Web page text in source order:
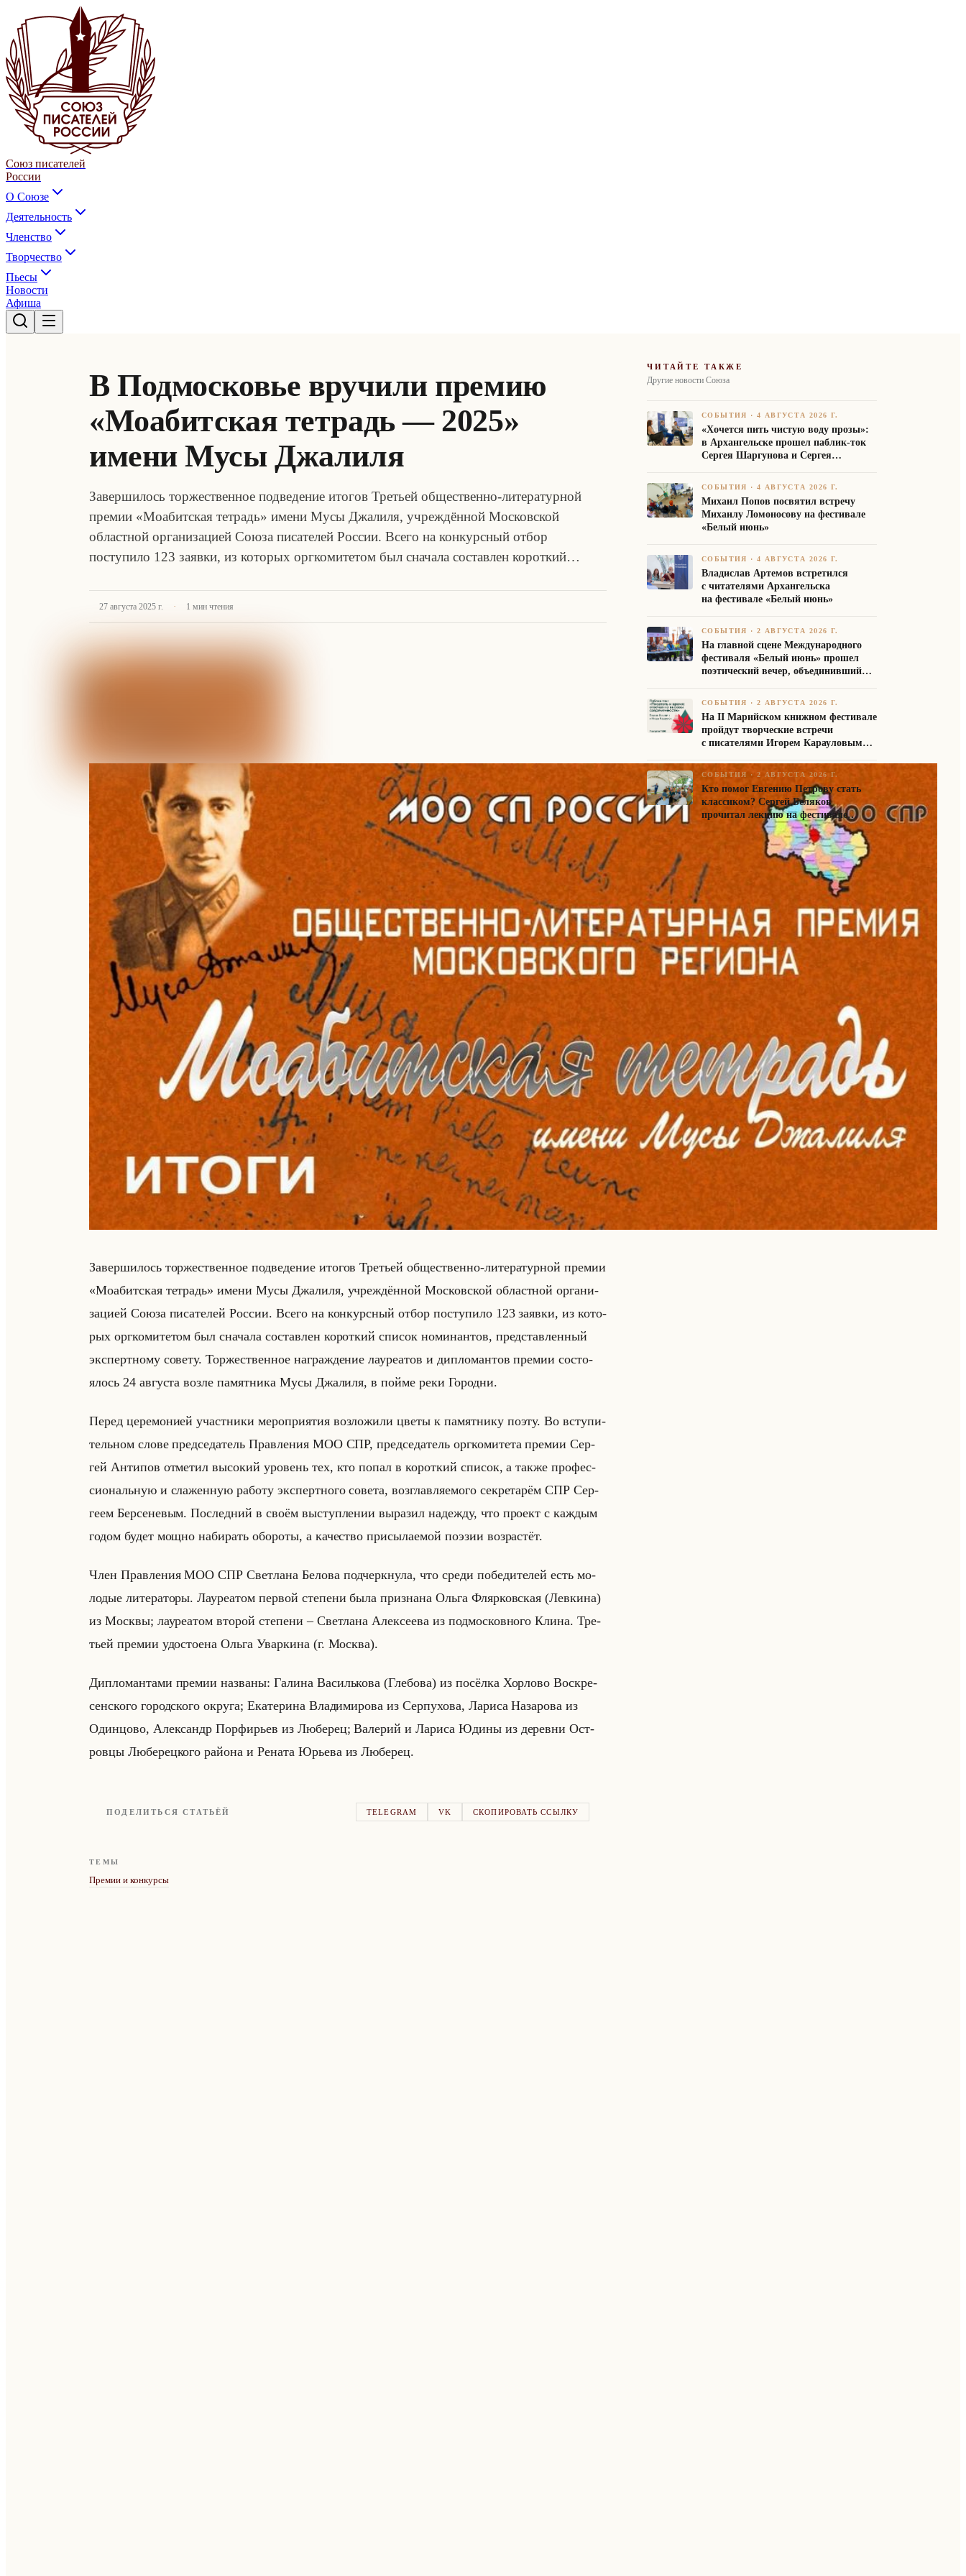
Союз писателей
России
О Союзе
Деятельность
Членство
Творчество
Пьесы
Новости
Афиша
В Подмосковье вручили премию
«Моабитская тетрадь — 2025»
имени Мусы Джалиля
Завершилось торжественное подведение итогов Третьей общественно-литературной
премии «Моабитская тетрадь» имени Мусы Джалиля, учреждённой Московской
областной организацией Союза писателей России. Всего на конкурсный отбор
поступило 123 заявки, из которых оргкомитетом был сначала составлен короткий…
27 августа 2025 г. · 1 мин чтения
За­вер­ши­лось тор­же­ствен­ное под­ве­де­ние ито­гов Тре­тьей об­ще­ствен­но-ли­те­ра­тур­ной пре­мии
«Моабитская тетрадь» имени Мусы Джа­ли­ля, учре­ждён­ной Мос­ков­ской об­ласт­ной ор­га­ни­
за­ци­ей Союза пи­са­те­лей Рос­сии. Всего на кон­курс­ный отбор по­сту­пи­ло 123 за­яв­ки, из ко­то­
рых орг­ко­ми­те­том был сна­ча­ла со­став­лен ко­рот­кий спи­сок но­ми­нан­тов, пред­став­лен­ный
экс­перт­но­му со­ве­ту. Тор­же­ствен­ное на­граж­де­ние ла­уре­атов и ди­пло­ман­тов пре­мии со­сто­
ялось 24 ав­гу­ста возле па­мят­ни­ка Мусы Джа­ли­ля, в пойме реки Го­род­ни.
Перед це­ре­мо­ни­ей участ­ни­ки ме­ро­при­ятия воз­ло­жи­ли цветы к па­мят­ни­ку поэту. Во всту­пи­
тельном слове пред­се­да­тель Прав­ле­ния МОО СПР, пред­се­да­тель орг­ко­ми­те­та пре­мии Сер­
гей Ан­ти­пов от­ме­тил вы­со­кий уро­вень тех, кто попал в ко­рот­кий спи­сок, а также про­фес­
си­ональную и сла­жен­ную ра­бо­ту экс­перт­но­го со­ве­та, воз­глав­ля­емо­го сек­ре­та­рём СПР Сер­
ге­ем Бер­се­не­вым. По­след­ний в своём вы­ступ­ле­нии вы­ра­зил на­деж­ду, что про­ект с каж­дым
годом будет мощно на­би­рать обо­ро­ты, а ка­че­ство при­сы­ла­емой по­эзии воз­рас­тёт.
Член Прав­ле­ния МОО СПР Свет­ла­на Бе­ло­ва под­черк­ну­ла, что среди по­бе­ди­те­лей есть мо­
ло­дые ли­те­ра­то­ры. Ла­уре­атом пер­вой сте­пе­ни была при­зна­на Ольга Фляр­ков­ская (Лев­ки­на)
из Моск­вы; ла­уре­атом вто­рой сте­пе­ни – Свет­ла­на Алек­се­ева из под­мос­ков­но­го Клина. Тре­
тьей пре­мии удо­сто­ена Ольга Увар­ки­на (г. Москва).
Ди­пло­ман­та­ми пре­мии на­зва­ны: Га­ли­на Ва­силько­ва (Гле­бо­ва) из по­сёл­ка Хор­ло­во Вос­кре­
сен­ско­го го­род­ско­го окру­га; Ека­те­ри­на Вла­ди­ми­ро­ва из Сер­пу­хо­ва, Ла­ри­са На­за­ро­ва из
Один­цо­во, Алек­сандр Пор­фи­рьев из Лю­бе­рец; Ва­ле­рий и Ла­ри­са Юдины из де­рев­ни Ост­
ров­цы Лю­бе­рец­ко­го райо­на и Ре­на­та Юрье­ва из Лю­бе­рец.
ПОДЕЛИТЬСЯ СТАТЬЁЙ TELEGRAM VK СКОПИРОВАТЬ ССЫЛКУ
ТЕМЫ
Премии и конкурсы
ЧИТАЙТЕ ТАКЖЕ
Другие новости Союза
СОБЫТИЯ ·4 АВГУСТА 2026 Г.
«Хочется пить чистую воду прозы»:
в Архангельске прошел паблик-ток
Сергея Шаргунова и Сергея
СОБЫТИЯ ·4 АВГУСТА 2026 Г.
Михаил Попов посвятил встречу
Михаилу Ломоносову на фестивале
«Белый июнь»
СОБЫТИЯ ·4 АВГУСТА 2026 Г.
Владислав Артемов встретился
с читателями Архангельска
на фестивале «Белый июнь»
СОБЫТИЯ ·2 АВГУСТА 2026 Г.
На главной сцене Международного
фестиваля «Белый июнь» прошел
поэтический вечер, объединивший
СОБЫТИЯ ·2 АВГУСТА 2026 Г.
На II Марийском книжном фестивале
пройдут творческие встречи
с писателями Игорем Карауловым
СОБЫТИЯ ·2 АВГУСТА 2026 Г.
Кто помог Евгению Петрову стать
классиком? Сергей Беляков
прочитал лекцию на фестивале
«Белый июнь»